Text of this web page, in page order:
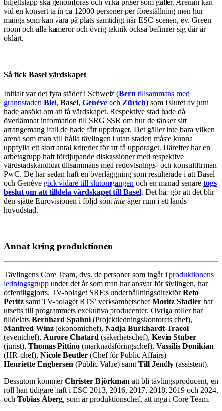
biljettsläpp ska genomföras och vilka priser som gäller. Arenan kan
vid en konsert ta in ca 12000 personer per föreställning men hur
många som kan vara på plats samtidigt när ESC-scenen, ev. Green
room och alla kameror och övrig teknik också befinner sig där är
oklart.
Så fick Basel värdskapet
Initialt var det fyra städer i Schweiz (Bern tillsammans med
grannstaden Biel, Basel, Genève och Zürich) som i slutet av juni
hade ansökt om att få värdskapet. Respektive stad hade då
överlämnat information till SRG SSR om hur de tänker sitt
arrangemang ifall de hade fått uppdraget. Det gäller inte bara vilken
arena som man vill hålla tävlingen i utan staden måste kunna
uppfylla ett stort antal kriterier för att få uppdraget. Därefter har en
arbetsgrupp haft fördjupande diskussioner med respektive
värdstadskandidat tillsammans med redovisnings- och konsultfirman
PwC. De har sedan haft en överläggning som resulterade i att Basel
och Genève gick vidare till slutomgången och en månad senare togs
beslut om att tilldela värdskapet till Basel. Det här gör att det blir
den sjätte Eurovisionen i följd som inte äger rum i ett lands
huvudstad.
Annat kring produktionen
Tävlingens Core Team, dvs. de personer som ingår i produktionens
ledningsgrupp under det år som man har ansvar för tävlingen, har
offentliggjorts. TV-bolaget SRF:s underhållningsdirektörReto
Peritz samt TV-bolaget RTS’ verksamhetschefMoritz Stadler har
utsetts till programmets exekutiva producenter. Övriga roller har
tilldelats Bernhard Spahni (Projektledningskontorets chef),
Manfred Winz (ekonomichef), Nadja Burkhardt-Tracol
(eventchef), Aurore Chatard (säkerhetschef), Kevin Stuber
(jurist), Thomas Pittino (marknadsföringschef), Vassilis Donikian
(HR-chef), Nicole Beutler (Chef för Public Affairs),
Henriette Engbersen (Public Value) samt Till Jendly (assistent).
Dessutom kommerChrister Björkman att bli tävlingsproducent, en
roll han tidigare haft i ESC 2013, 2016, 2017, 2018, 2019 och 2024,
och Tobias Åberg, som är produktionschef, att ingå i Core Team.